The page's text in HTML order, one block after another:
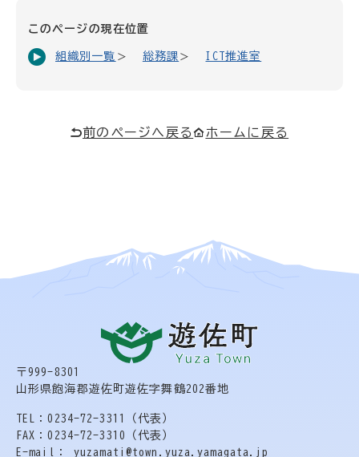
このページの現在位置
組織別一覧 総務課 ICT推進室
前のページへ戻る ホームに戻る
〒999-8301
山形県飽海郡遊佐町遊佐字舞鶴202番地
TEL：0234-72-3311（代表）
FAX：0234-72-3310（代表）
E-mail： yuzamati@town.yuza.yamagata.jp